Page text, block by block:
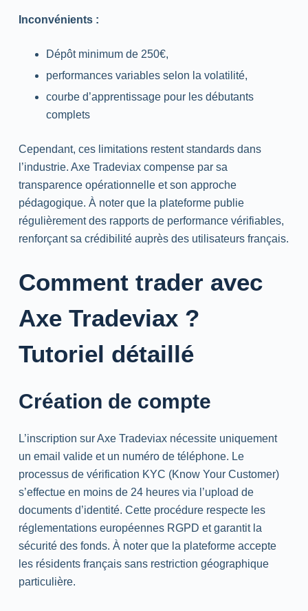
Inconvénients :
Dépôt minimum de 250€,
performances variables selon la volatilité,
courbe d’apprentissage pour les débutants
complets
Cependant, ces limitations restentstandardsdans
l’industrie. Axe Tradeviax compense par sa
transparence opérationnelle et son approche
pédagogique. À noter que la plateforme publie
régulièrement des rapports de performance vérifiables,
renforçant sa crédibilité auprès des utilisateurs français.
Comment trader avec
Axe Tradeviax ?
Tutoriel détaillé
Création de compte
L’inscription sur Axe Tradeviax nécessite uniquement
un email valide et un numéro de téléphone. Le
processus de vérification KYC (Know Your Customer)
s’effectue en moins de 24 heures via l’upload de
documents d’identité. Cette procédure respecte les
réglementations européennes RGPD et garantit la
sécurité des fonds. À noter que la plateforme accepte
les résidents français sans restriction géographique
particulière.